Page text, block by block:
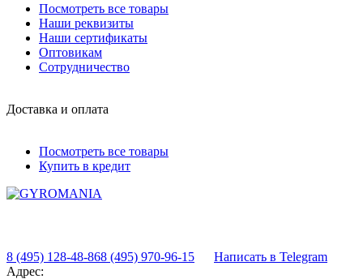
Посмотреть все товары
Наши реквизиты
Наши сертификаты
Оптовикам
Сотрудничество
Доставка и оплата
Посмотреть все товары
Купить в кредит
8 (495) 128-48-868 (495) 970-96-15
Написать в Telegram
Адрес: